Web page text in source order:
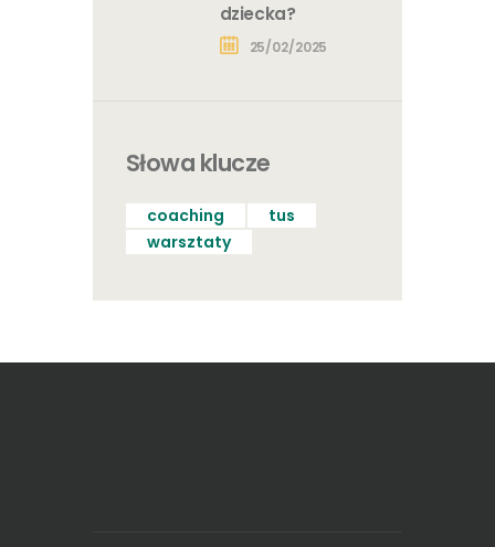
dziecka?
25/02/2025
Słowa klucze
coaching
tus
warsztaty